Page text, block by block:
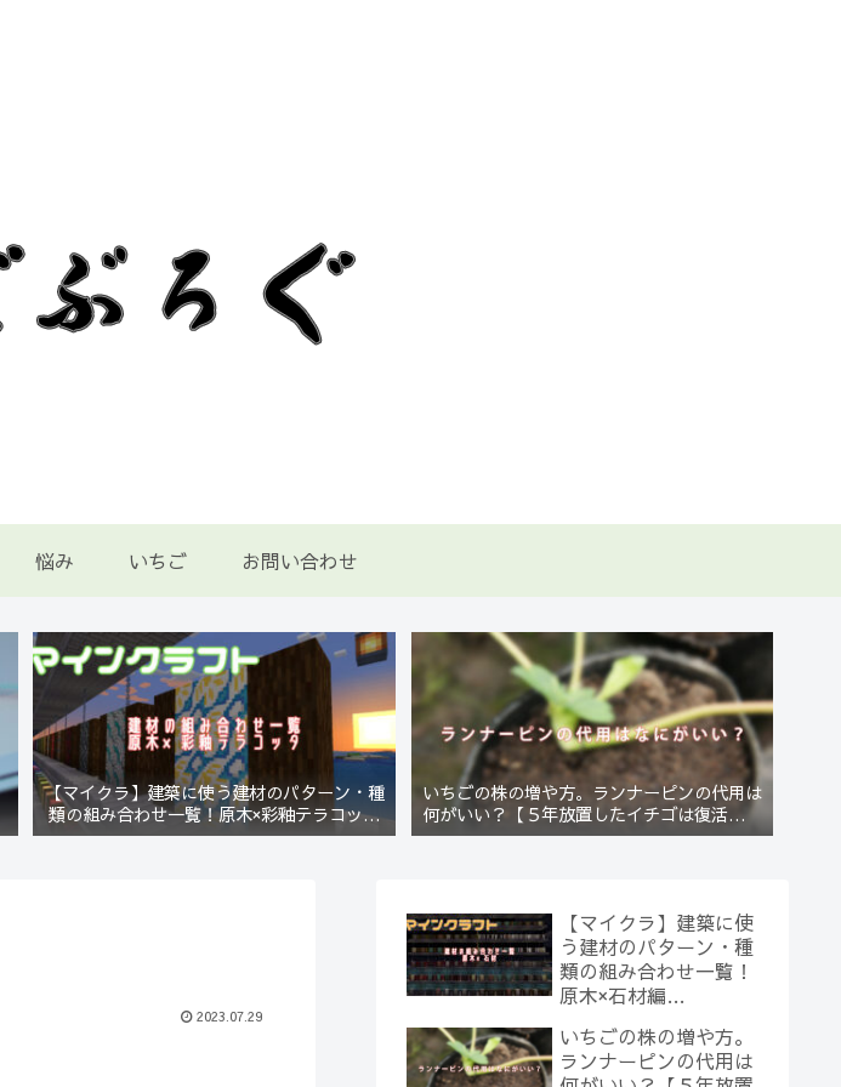
悩み いちご お問い合わせ
【マイクラ】建築に使う建材のパターン・種
類の組み合わせ一覧！原木×彩釉テラコッタ
編【Minecraft】
いちごの株の増や方。ランナーピンの代用は
何がいい？【５年放置したイチゴは復活する
のか？(10)】
2023.07.29
【マイクラ】建築に使
う建材のパターン・種
類の組み合わせ一覧！
原木×石材編
いちごの株の増や方。
ランナーピンの代用は